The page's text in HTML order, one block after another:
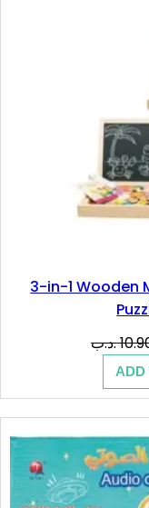
3-in-1 Wooden
.د.ب
ADD